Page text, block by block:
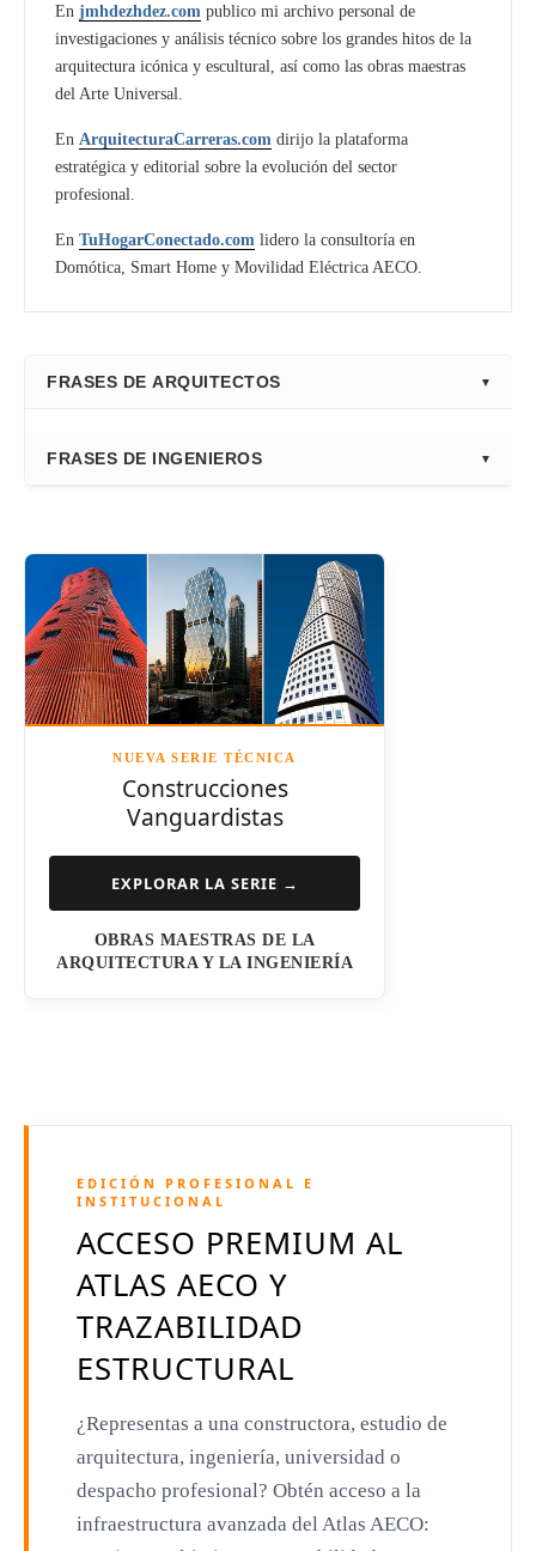
En jmhdezhdez.com publico mi archivo personal de
investigaciones y análisis técnico sobre los grandes hitos de la
arquitectura icónica y escultural, así como las obras maestras
del Arte Universal.
En ArquitecturaCarreras.com dirijo la plataforma
estratégica y editorial sobre la evolución del sector
profesional.
En TuHogarConectado.com lidero la consultoría en
Domótica, Smart Home y Movilidad Eléctrica AECO.
FRASES DE ARQUITECTOS
Adrian Smith
Richard Rogers
David Chipperfield
Kazuyo Sejima
Steven Holl
Henry N. Cobb
I.M. Pei
Luis Barragán
Richard Meier
Aldo Rossi
Toyo Ito
Jacques Herzog
Rem Koolhaas
Zaha Hadid
Renzo Piano
Oscar Niemeyer
FRASES DE INGENIEROS
Leslie E. Robertson
Félix Cándela
NUEVA SERIE TÉCNICA
Construcciones
Vanguardistas
EXPLORAR LA SERIE →
OBRAS MAESTRAS DE LA
ARQUITECTURA Y LA INGENIERÍA
EDICIÓN PROFESIONAL E
INSTITUCIONAL
ACCESO PREMIUM AL
ATLAS AECO Y
TRAZABILIDAD
ESTRUCTURAL
¿Representas a una constructora, estudio de
arquitectura, ingeniería, universidad o
despacho profesional? Obtén acceso a la
infraestructura avanzada del Atlas AECO: